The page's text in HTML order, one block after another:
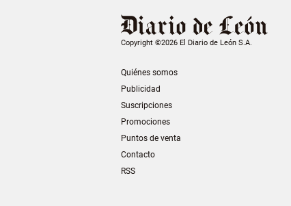
Copyright ©2026 El Diario de León S.A.
Quiénes somos
Publicidad
Suscripciones
Promociones
Puntos de venta
Contacto
RSS